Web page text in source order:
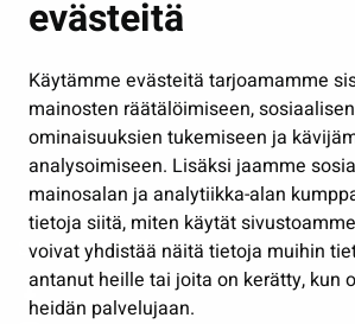
evästeitä
Käytämme evästeitä tarjoamamme
mainosten räätälöimiseen,
ominaisuuksien tukemiseen ja
analysoimiseen. Lisäksi jaamme
mainosalan ja analytiikka-alan
tietoja siitä, miten käytät
voivat yhdistää näitä tietoja muihin
antanut heille tai joita on kerätty, kun
heidän palvelujaan.
Kulttuuri ja liikunta
Työ ja yrittäminen
Osallistu ja asioi
Näytä omat evästeasetukseni
Seuraa meitä